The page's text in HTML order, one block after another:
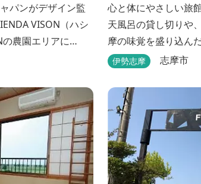
パンがデザイン監
VISON（ハシ
農園エリアに
荘園の主の館を...
心と体にやさしい旅
天風呂の貸し切りや
摩の味覚を盛り込ん
ができます。
伊勢志摩 志摩市